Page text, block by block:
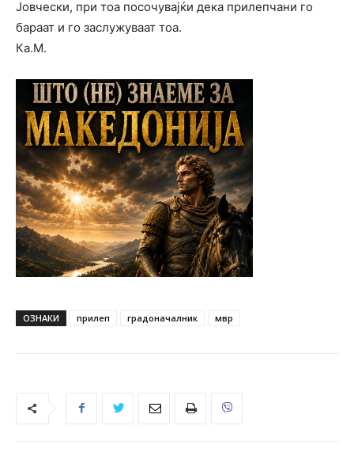
Јовчески, при тоа посочувајќи дека прилепчани го
бараат и го заслужуваат тоа.
Ка.М.
ОЗНАКИ прилеп градоначалник мвр